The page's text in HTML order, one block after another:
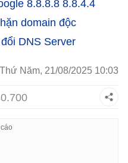
8.8.8.8 8.8.4.4
domain độc
DNS Server
Thứ Năm, 21/08/2025 10:03